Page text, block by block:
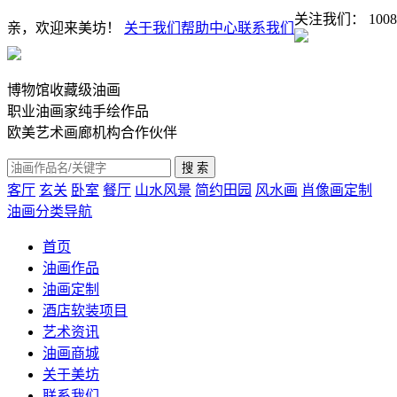
亲，欢迎来美坊！ 关于我们 帮助中心联系我们
关注我们：
博物馆收藏级油画
职业油画家纯手绘作品
欧美艺术画廊机构合作伙伴
客厅 玄关 卧室 餐厅 山水风景 简约田园 风水画 肖像画定制
油画分类导航
首页
油画作品
油画定制
酒店软装项目
艺术资讯
油画商城
关于美坊